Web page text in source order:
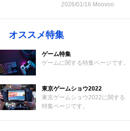
2026/01/16 Moovoo
オススメ特集
ゲーム特集
ゲームに関する特集ページです。
東京ゲームショウ2022
東京ゲームショウ2022に関する
特集ページです。